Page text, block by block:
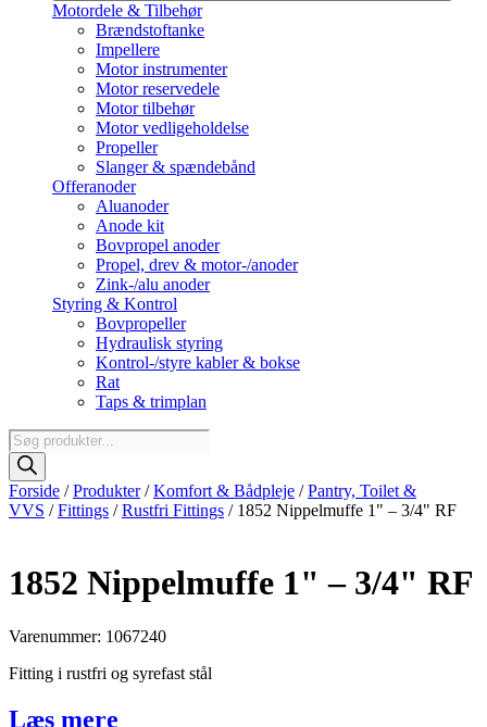
Motordele & Tilbehør
Brændstoftanke
Impellere
Motor instrumenter
Motor reservedele
Motor tilbehør
Motor vedligeholdelse
Propeller
Slanger & spændebånd
Offeranoder
Aluanoder
Anode kit
Bovpropel anoder
Propel, drev & motor-/anoder
Zink-/alu anoder
Styring & Kontrol
Bovpropeller
Hydraulisk styring
Kontrol-/styre kabler & bokse
Rat
Taps & trimplan
Products
search
Forside /Produkter/Komfort & Bådpleje /Pantry, Toilet &
VVS /Fittings /Rustfri Fittings / 1852 Nippelmuffe 1" – 3/4" RF
1852 Nippelmuffe 1" – 3/4" RF
Varenummer: 1067240
Fitting i rustfri og syrefast stål
Læs mere